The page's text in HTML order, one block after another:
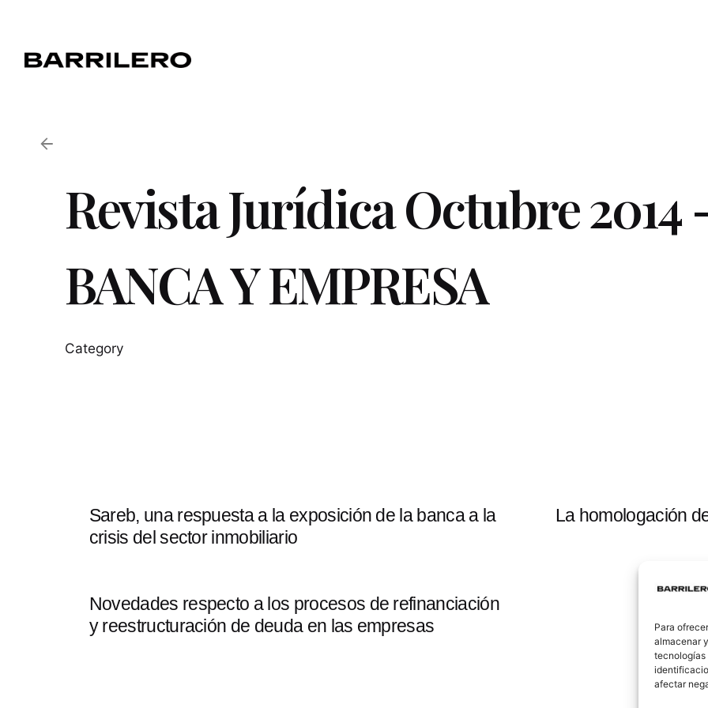
Para
almacenar
tecnologías
afectar
content
Revista Jurídica Octubre 2014
BANCA Y EMPRESA
Category
Sareb, una respuesta a la exposición de la banca a la
crisis del sector inmobiliario
La homologación
Novedades respecto a los procesos de refinanciación
y reestructuración de deuda en las empresas